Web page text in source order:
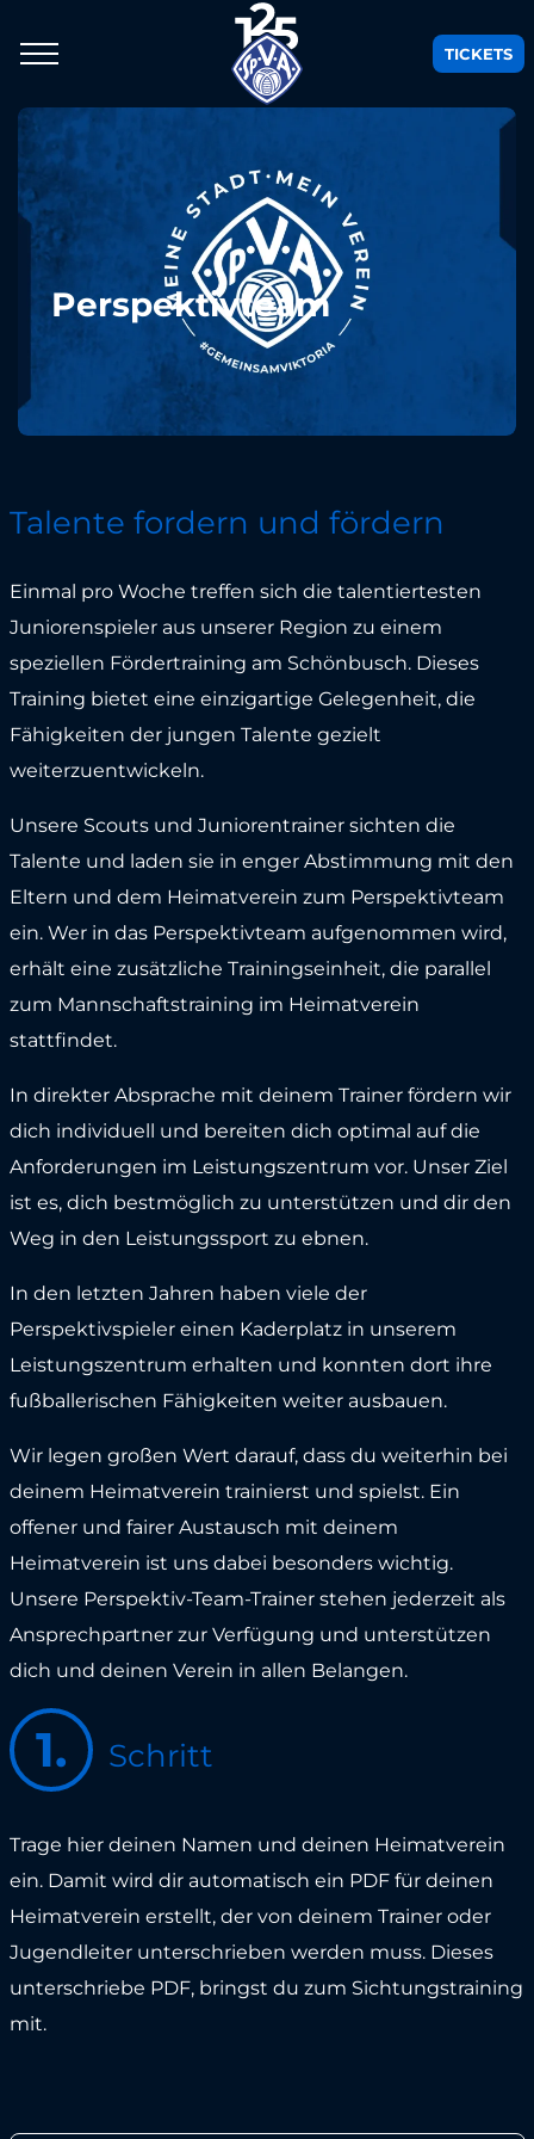
TICKETS
Perspektivteam
Talente fordern und fördern
Einmal pro Woche treffen sich die talentiertesten
Juniorenspieler aus unserer Region zu einem
speziellen Fördertraining am Schönbusch. Dieses
Training bietet eine einzigartige Gelegenheit, die
Fähigkeiten der jungen Talente gezielt
weiterzuentwickeln.
Unsere Scouts und Juniorentrainer sichten die
Talente und laden sie in enger Abstimmung mit den
Eltern und dem Heimatverein zum Perspektivteam
ein. Wer in das Perspektivteam aufgenommen wird,
erhält eine zusätzliche Trainingseinheit, die parallel
zum Mannschaftstraining im Heimatverein
stattfindet.
In direkter Absprache mit deinem Trainer fördern wir
dich individuell und bereiten dich optimal auf die
Anforderungen im Leistungszentrum vor. Unser Ziel
ist es, dich bestmöglich zu unterstützen und dir den
Weg in den Leistungssport zu ebnen.
In den letzten Jahren haben viele der
Perspektivspieler einen Kaderplatz in unserem
Leistungszentrum erhalten und konnten dort ihre
fußballerischen Fähigkeiten weiter ausbauen.
Wir legen großen Wert darauf, dass du weiterhin bei
deinem Heimatverein trainierst und spielst. Ein
offener und fairer Austausch mit deinem
Heimatverein ist uns dabei besonders wichtig.
Unsere Perspektiv-Team-Trainer stehen jederzeit als
Ansprechpartner zur Verfügung und unterstützen
dich und deinen Verein in allen Belangen.
1. Schritt
Trage hier deinen Namen und deinen Heimatverein
ein. Damit wird dir automatisch ein PDF für deinen
Heimatverein erstellt, der von deinem Trainer oder
Jugendleiter unterschrieben werden muss. Dieses
unterschriebe PDF, bringst du zum Sichtungstraining
mit.